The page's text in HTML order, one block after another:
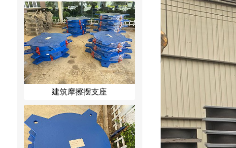
建筑摩擦摆支座